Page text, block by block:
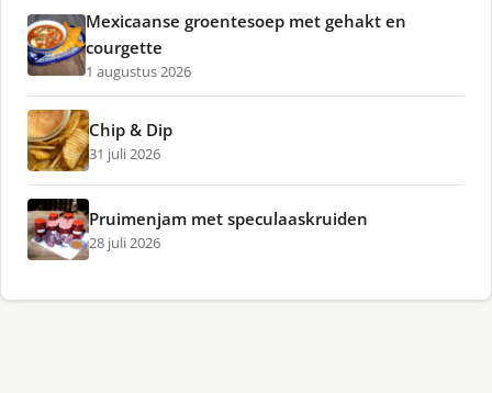
Mexicaanse groentesoep met gehakt en
courgette
1 augustus 2026
Chip & Dip
31 juli 2026
Pruimenjam met speculaaskruiden
28 juli 2026